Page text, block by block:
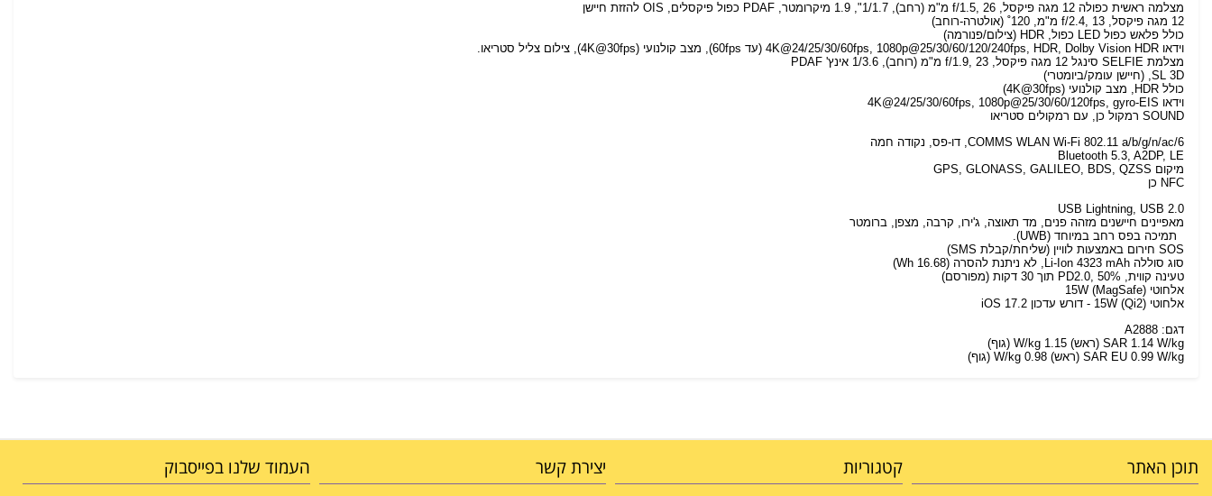
מצלמה ראשית כפולה 12 מגה פיקסל, f/1.5, 26 מ"מ (רחב), 1/1.7", 1.9 מיקרומטר, PDAF כפול פיקסלים, OIS להזזת חיישן
12 מגה פיקסל, f/2.4, 13 מ"מ, 120˚ (אולטרה-רוחב)
כולל פלאש כפול LED כפול, HDR (צילום/פנורמה)
וידאו 4K@24/25/30/60fps, 1080p@25/30/60/120/240fps, HDR, Dolby Vision HDR (עד 60fps), מצב קולנועי (4K@30fps), צילום צליל סטריאו.
מצלמת SELFIE סינגל 12 מגה פיקסל, f/1.9, 23 מ"מ (רוחב), 1/3.6 אינץ' PDAF
SL 3D, (חיישן עומק/ביומטרי)
כולל HDR, מצב קולנועי (4K@30fps)
וידאו 4K@24/25/30/60fps, 1080p@25/30/60/120fps, gyro-EIS
SOUND רמקול כן, עם רמקולים סטריאו
COMMS WLAN Wi-Fi 802.11 a/b/g/n/ac/6, דו-פס, נקודה חמה
Bluetooth 5.3, A2DP, LE
מיקום GPS, GLONASS, GALILEO, BDS, QZSS
NFC כן
USB Lightning, USB 2.0
מאפיינים חיישנים מזהה פנים, מד תאוצה, ג'ירו, קרבה, מצפן, ברומטר
תמיכה בפס רחב במיוחד (UWB).
SOS חירום באמצעות לוויין (שליחת/קבלת SMS)
סוג סוללה Li-Ion 4323 mAh, לא ניתנת להסרה (16.68 Wh)
טעינה קווית, PD2.0, 50% תוך 30 דקות (מפורסם)
אלחוטי 15W (MagSafe)
אלחוטי 15W (Qi2) - דורש עדכון iOS 17.2
דגם: A2888
SAR 1.14 W/kg (ראש) 1.15 W/kg (גוף)
SAR EU 0.99 W/kg (ראש) 0.98 W/kg (גוף)
תוכן האתר קטגוריות יצירת קשר העמוד שלנו בפייסבוק